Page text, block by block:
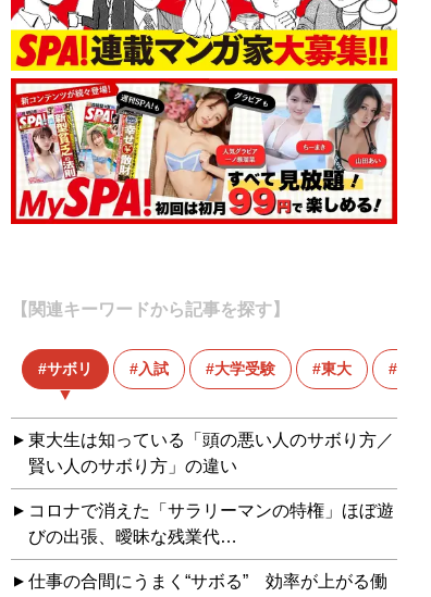
【関連キーワードから記事を探す】
サボリ 入試 大学受験 東大
東大生は知っている「頭の悪い人のサボり方／
賢い人のサボり方」の違い
コロナで消えた「サラリーマンの特権」ほぼ遊
びの出張、曖昧な残業代…
仕事の合間にうまく“サボる” 効率が上がる働